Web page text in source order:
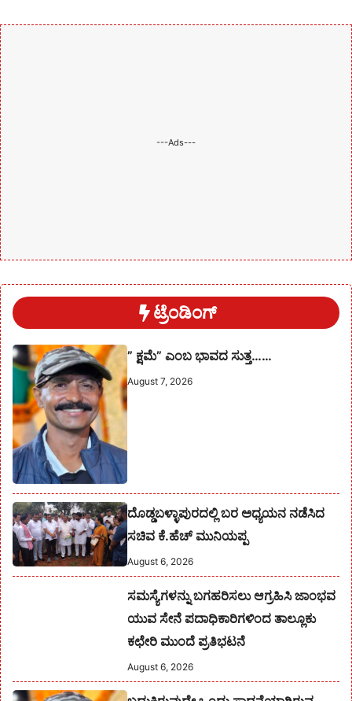
---Ads---
ಟ್ರೆಂಡಿಂಗ್
” ಕ್ಷಮೆ” ಎಂಬ ಭಾವದ ಸುತ್ತ……
August 7, 2026
ದೊಡ್ಡಬಳ್ಳಾಪುರದಲ್ಲಿ ಬರ ಅಧ್ಯಯನ ನಡೆಸಿದ
ಸಚಿವ ಕೆ.ಹೆಚ್ ಮುನಿಯಪ್ಪ
August 6, 2026
ಸಮಸ್ಯೆಗಳನ್ನು ಬಗಹರಿಸಲು ಆಗ್ರಹಿಸಿ ಜಾಂಭವ
ಯುವ ಸೇನೆ ಪದಾಧಿಕಾರಿಗಳಿಂದ ತಾಲ್ಲೂಕು
ಕಛೇರಿ ಮುಂದೆ ಪ್ರತಿಭಟನೆ
August 6, 2026